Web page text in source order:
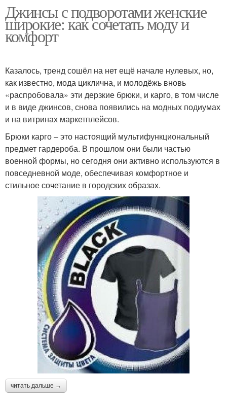
Джинсы с подворотами женские
широкие: как сочетать моду и
комфорт
Казалось, тренд сошёл на нет ещё начале нулевых, но,
как известно, мода циклична, и молодёжь вновь
«распробовала» эти дерзкие брюки, и карго, в том числе
и в виде джинсов, снова появились на модных подиумах
и на витринах маркетплейсов.
Брюки карго – это настоящий мультифункциональный
предмет гардероба. В прошлом они были частью
военной формы, но сегодня они активно используются в
повседневной моде, обеспечивая комфортное и
стильное сочетание в городских образах.
читать дальше →